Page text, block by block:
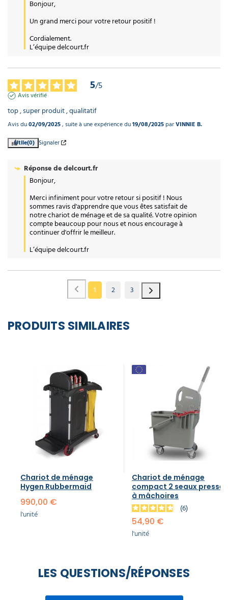
PRODUITS SIMILAIRES
Chariot de ménage
Hygen Rubbermaid
990,00 €
l'unité
Chariot de ménage
compact 2 seaux presse
à mâchoires
6
54,90 €
l'unité
LES QUESTIONS/RÉPONSES
Bonjour,
Un grand merci pour votre retour positif !
Cordialement.
L’équipe delcourt.fr
5/5
Avis vérifié
top , super produit , qualitatif
Avis du02/09/2025, suite à une expérience du19/08/2025parVINNIE B.
Utile(0) Signaler
Réponse dedelcourt.fr
Bonjour,
Merci infiniment pour votre retour si positif ! Nous
sommes ravis d'apprendre que vous êtes satisfait de
notre chariot de ménage et de sa qualité. Votre opinion
compte beaucoup pour nous et nous encourage à
continuer d'offrir le meilleur.
L’équipe delcourt.fr
1 2 3